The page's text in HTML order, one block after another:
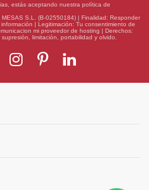
estás aceptando nuestra política de
S.L. (B-02550184) | Finalidad: Responder
| Legitimación: Tu consentimiento de
mi proveedor de hosting | Derechos:
limitación, portabilidad y olvido.